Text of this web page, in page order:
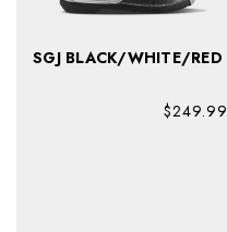
SGJ BLACK/WHITE/RED
$249.99